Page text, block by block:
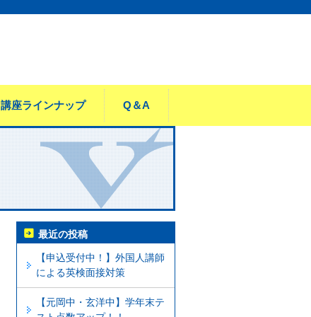
講座ラインナップ Q＆A
最近の投稿
【申込受付中！】外国人講師
による英検面接対策
【元岡中・玄洋中】学年末テ